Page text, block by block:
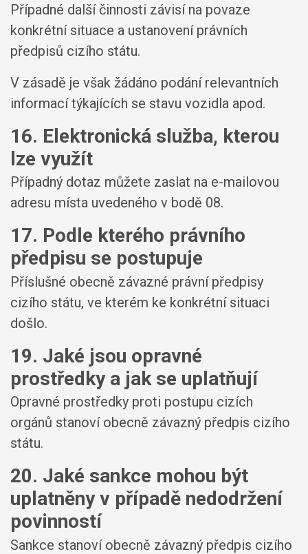
Případné další činnosti závisí na povaze
konkrétní situace a ustanovení právních
předpisů cizího státu.
V zásadě je však žádáno podání relevantních
informací týkajících se stavu vozidla apod.
16. Elektronická služba, kterou
lze využít
Případný dotaz můžete zaslat na e-mailovou
adresu místa uvedeného v bodě 08.
17. Podle kterého právního
předpisu se postupuje
Příslušné obecně závazné právní předpisy
cizího státu, ve kterém ke konkrétní situaci
došlo.
19. Jaké jsou opravné
prostředky a jak se uplatňují
Opravné prostředky proti postupu cizích
orgánů stanoví obecně závazný předpis cizího
státu.
20. Jaké sankce mohou být
uplatněny v případě nedodržení
povinností
Sankce stanoví obecně závazný předpis cizího